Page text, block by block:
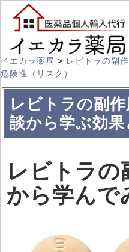
イエカラ薬局 > レビトラの副
危険性（リスク）
レビトラの副
談から学ぶ効
レビトラの
から学んで